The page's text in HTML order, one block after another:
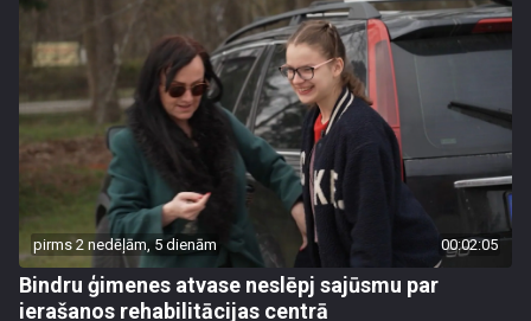
pirms 2 nedēļām, 5 dienām 00:02:05
Bindru ģimenes atvase neslēpj sajūsmu par
ierašanos rehabilitācijas centrā